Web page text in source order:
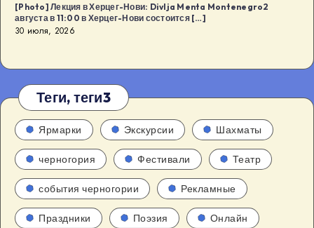
[Photo] Лекция в Херцег-Нови: Divlja Menta Montenegro2
августа в 11:00 в Херцег-Нови состоится […]
30 июля, 2026
Теги, теги3
Ярмарки Экскурсии Шахматы
черногория Фестивали Театр
события черногории Рекламные
Праздники Поэзия Онлайн